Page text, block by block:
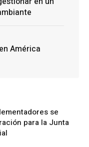
América
se
para la Junta